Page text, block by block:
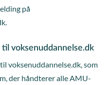
på
voksenuddannelse.dk
voksenuddannelse.dk, som
der håndterer alle AMU-